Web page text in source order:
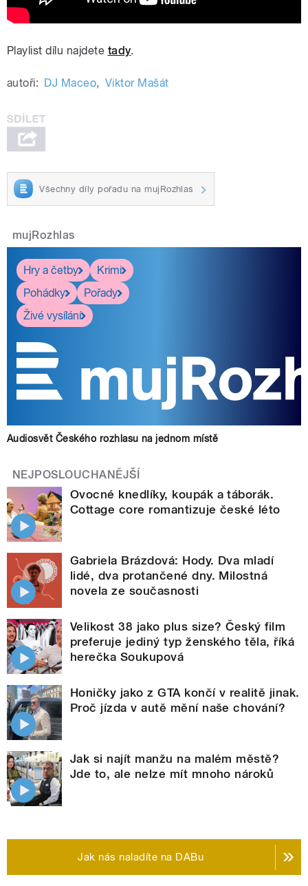
Playlist dílu najdete tady.
autoři: DJ Maceo, Viktor Mašát
Všechny díly pořadu na mujRozhlas
mujRozhlas
Hry a četby
Krimi
Pohádky
Pořady
Živé vysílání
Audiosvět Českého rozhlasu na jednom místě
NEJPOSLOUCHANĚJŠÍ
Ovocné knedlíky, koupák a táborák.
Cottage core romantizuje české léto
Gabriela Brázdová: Hody. Dva mladí
lidé, dva protančené dny. Milostná
novela ze současnosti
Velikost 38 jako plus size? Český film
preferuje jediný typ ženského těla, říká
herečka Soukupová
Honičky jako z GTA končí v realitě jinak.
Proč jízda v autě mění naše chování?
Jak si najít manžu na malém městě?
Jde to, ale nelze mít mnoho nároků
Jak nás naladíte na DABu